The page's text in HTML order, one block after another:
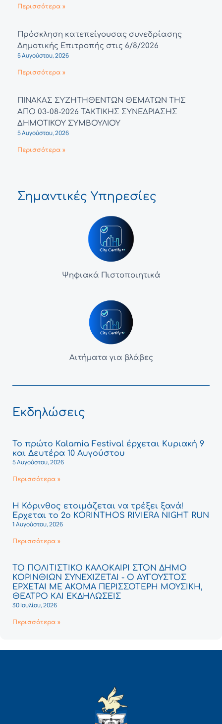
Περισσότερα »
Πρόσκληση κατεπείγουσας συνεδρίασης
Δημοτικής Επιτροπής στις 6/8/2026
5 Αυγούστου, 2026
Περισσότερα »
ΠΙΝΑΚΑΣ ΣΥΖΗΤΗΘΕΝΤΩΝ ΘΕΜΑΤΩΝ ΤΗΣ
ΑΠΟ 03-08-2026 ΤΑΚΤΙΚΗΣ ΣΥΝΕΔΡΙΑΣΗΣ
ΔΗΜΟΤΙΚΟΥ ΣΥΜΒΟΥΛΙΟΥ
5 Αυγούστου, 2026
Περισσότερα »
Σημαντικές Υπηρεσίες
Ψηφιακά Πιστοποιητικά
Αιτήματα για βλάβες
Εκδηλώσεις
Το πρώτο Kalamia Festival έρχεται Κυριακή 9
και Δευτέρα 10 Αυγούστου
5 Αυγούστου, 2026
Περισσότερα »
Η Κόρινθος ετοιμάζεται να τρέξει ξανά!
Έρχεται το 2ο KORINTHOS RIVIERA NIGHT RUN
1 Αυγούστου, 2026
Περισσότερα »
ΤΟ ΠΟΛΙΤΙΣΤΙΚΟ ΚΑΛΟΚΑΙΡΙ ΣΤΟΝ ΔΗΜΟ
ΚΟΡΙΝΘΙΩΝ ΣΥΝΕΧΙΖΕΤΑΙ - Ο ΑΥΓΟΥΣΤΟΣ
ΕΡΧΕΤΑΙ ΜΕ ΑΚΟΜΑ ΠΕΡΙΣΣΟΤΕΡΗ ΜΟΥΣΙΚΗ,
ΘΕΑΤΡΟ ΚΑΙ ΕΚΔΗΛΩΣΕΙΣ
30 Ιουλίου, 2026
Περισσότερα »